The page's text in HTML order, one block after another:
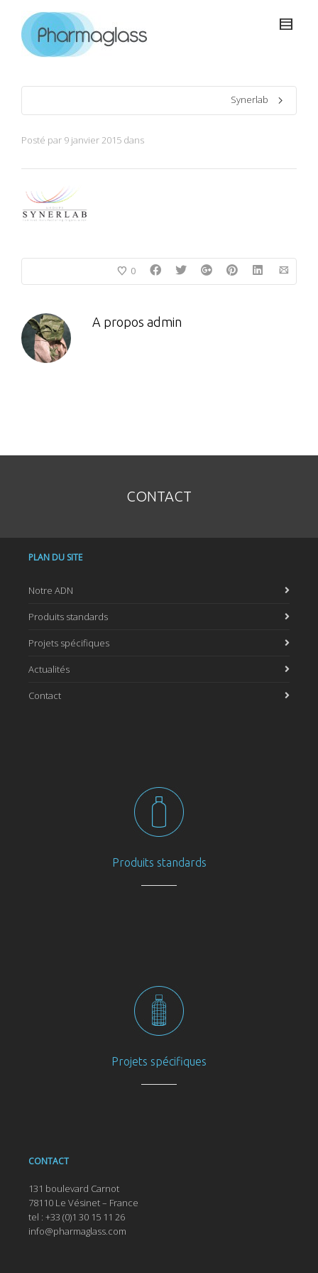
Synerlab
Posté par 9 janvier 2015 dans
0
A propos admin
CONTACT
PLAN DU SITE
Notre ADN
Produits standards
Projets spécifiques
Actualités
Contact
Produits standards
Projets spécifiques
CONTACT
131 boulevard Carnot
78110 Le Vésinet – France
tel : +33 (0)1 30 15 11 26
info@pharmaglass.com